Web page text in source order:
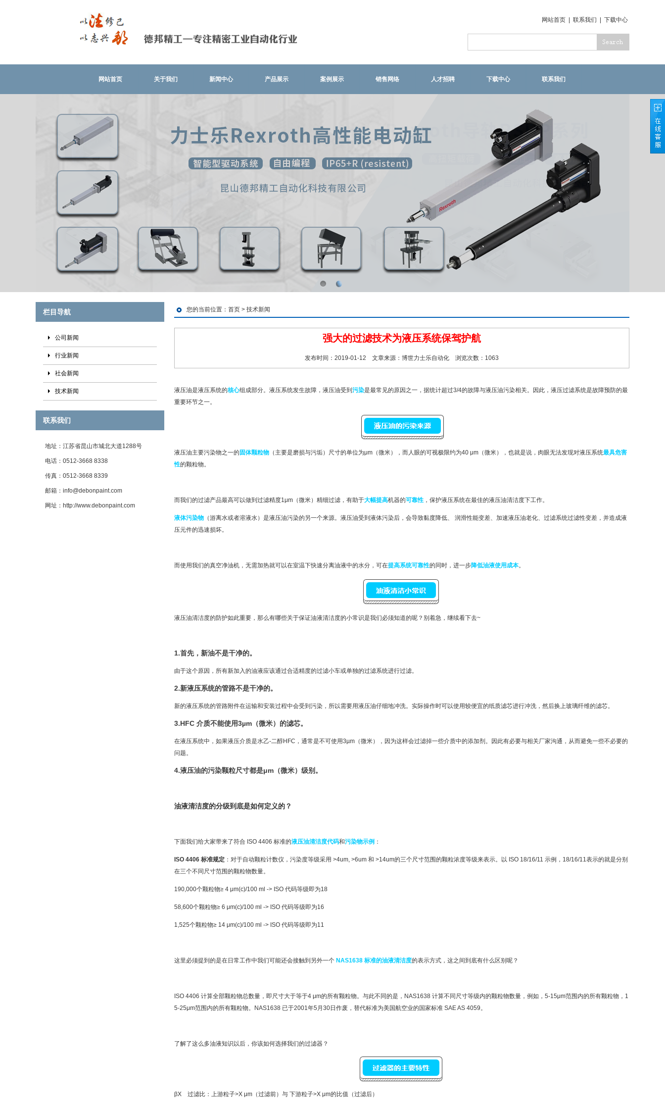
网站首页 联系我们 下载中心
网站首页 关于我们 新闻中心 产品展示 案例展示 销售网络 人才招聘 下载中心 联系我们
栏目导航
公司新闻
行业新闻
社会新闻
技术新闻
联系我们
地址： 江苏省昆山市城北大道1288号
电话： 0512-3668 8338
传真： 0512-3668 8339
邮箱： info@debonpaint.com
网址： http://www.debonpaint.com
您的当前位置： 首页 > 技术新闻
强大的过滤技术为液压系统保驾护航
发布时间：2019-01-12 文章来源：博世力士乐自动化 浏览次数：1063
液压油是液压系统的核心组成部分。液压系统发生故障，液压油受到 污染是最常见的原因之一，据统计超过3/4的故障与液压油污染相关。因此，液压过滤系统是故障预防的最
重要环节之一。
液压油主要污染物之一的 固体颗粒物 （主要是磨损与污垢）尺寸的单位为μm（微米），而人眼的可视极限约为40 μm（微米），也就是说，肉眼无法发现对液压系统最具危害
性的颗粒物。
而我们的过滤产品最高可以做到过滤精度1μm（微米）精细过滤，有助于大幅提高机器的可靠性 ，保护液压系统在最佳的液压油清洁度下工作。
液体污染物 （游离水或者溶液水）是液压油污染的另一个来源。液压油受到液体污染后，会导致黏度降低、 润滑性能变差、加速液压油老化、过滤系统过滤性变差，并造成液
压元件的迅速损坏。
而使用我们的真空净油机，无需加热就可以在室温下快速分离油液中的水分，可在提高系统可靠性的同时，进一步降低油液使用成本。
液压油清洁度的防护如此重要，那么有哪些关于保证油液清洁度的小常识是我们必须知道的呢？别着急，继续看下去~
1.首先，新油不是干净的。
由于这个原因，所有新加入的油液应该通过合适精度的过滤小车或单独的过滤系统进行过滤。
2.新液压系统的管路不是干净的。
新的液压系统的管路附件在运输和安装过程中会受到污染，所以需要用液压油仔细地冲洗。实际操作时可以使用较便宜的纸质滤芯进行冲洗，然后换上玻璃纤维的滤芯。
3.HFC 介质不能使用3µm（微米）的滤芯。
在液压系统中，如果液压介质是水乙-二醇HFC，通常是不可使用3µm（微米），因为这样会过滤掉一些介质中的添加剂。因此有必要与相关厂家沟通，从而避免一些不必要的
问题。
4.液压油的污染颗粒尺寸都是μm（微米）级别。
油液清洁度的分级到底是如何定义的？
下面我们给大家带来了符合 ISO 4406 标准的液压油清洁度代码和污染物示例 ：
ISO 4406 标准规定 ：对于自动颗粒计数仪，污染度等级采用 >4um, >6um 和 >14um的三个尺寸范围的颗粒浓度等级来表示。以 ISO 18/16/11 示例，18/16/11表示的就是分别
在三个不同尺寸范围的颗粒物数量。
190,000个颗粒物≥ 4 μm(c)/100 ml -> ISO 代码等级即为18
58,600个颗粒物≥ 6 μm(c)/100 ml -> ISO 代码等级即为16
1,525个颗粒物≥ 14 μm(c)/100 ml -> ISO 代码等级即为11
这里必须提到的是在日常工作中我们可能还会接触到另外一个 NAS1638 标准的油液清洁度的表示方式，这之间到底有什么区别呢？
ISO 4406 计算全部颗粒物总数量，即尺寸大于等于4 μm的所有颗粒物。与此不同的是，NAS1638 计算不同尺寸等级内的颗粒物数量，例如，5-15μm范围内的所有颗粒物，1
5-25μm范围内的所有颗粒物。NAS1638 已于2001年5月30日作废，替代标准为美国航空业的国家标准 SAE AS 4059。
了解了这么多油液知识以后，你该如何选择我们的过滤器？
βX 过滤比：上游粒子>X μm（过滤前）与 下游粒子>X μm的比值（过滤后）